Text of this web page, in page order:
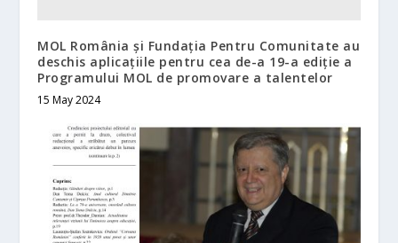
MOL România și Fundația Pentru Comunitate au
deschis aplicațiile pentru cea de-a 19-a ediție a
Programului MOL de promovare a talentelor
15 May 2024